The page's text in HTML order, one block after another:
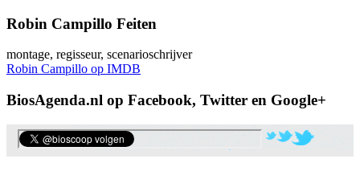
Robin Campillo Feiten
montage, regisseur, scenarioschrijver
Robin Campillo op IMDB
BiosAgenda.nl op Facebook, Twitter en Google+